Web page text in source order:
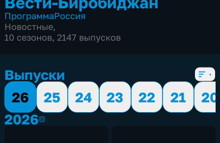
ПрограммаРоссия
Новостные,
10 сезонов, 2147 выпусков
Выпуски
26
25 24 23 22 21
20
20262026